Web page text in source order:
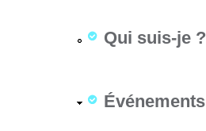
Qui suis-je ?
Événements